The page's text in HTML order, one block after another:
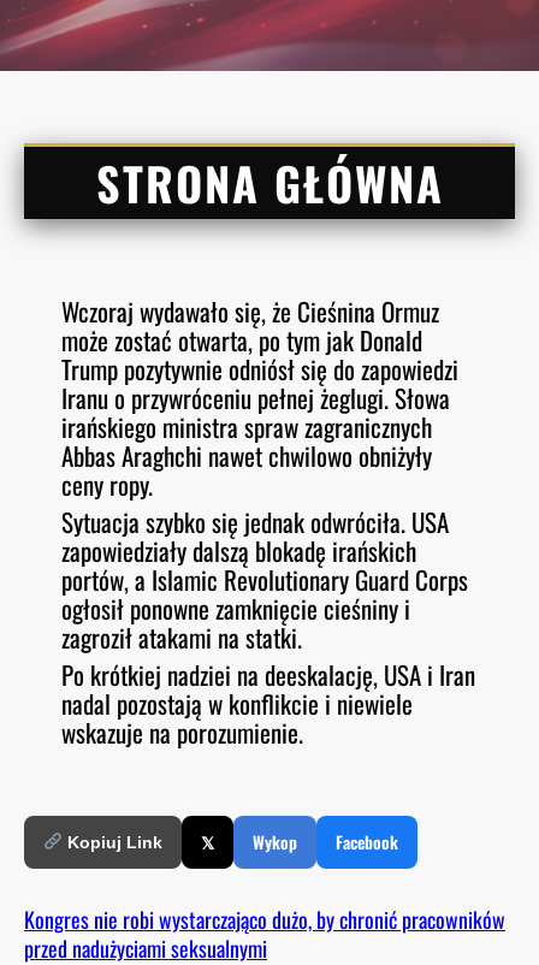
STRONA GŁÓWNA
Wczoraj wydawało się, że Cieśnina Ormuz
może zostać otwarta, po tym jak Donald
Trump pozytywnie odniósł się do zapowiedzi
Iranu o przywróceniu pełnej żeglugi. Słowa
irańskiego ministra spraw zagranicznych
Abbas Araghchi nawet chwilowo obniżyły
ceny ropy.
Sytuacja szybko się jednak odwróciła. USA
zapowiedziały dalszą blokadę irańskich
portów, a Islamic Revolutionary Guard Corps
ogłosił ponowne zamknięcie cieśniny i
zagroził atakami na statki.
Po krótkiej nadziei na deeskalację, USA i Iran
nadal pozostają w konflikcie i niewiele
wskazuje na porozumienie.
Kopiuj Link 𝕏 Wykop Facebook
Kongres nie robi wystarczająco dużo, by chronić pracowników
przed nadużyciami seksualnymi